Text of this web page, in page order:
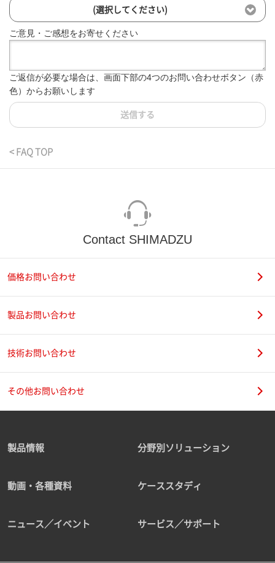
(選択してください)
ご意見・ご感想をお寄せください
ご返信が必要な場合は、画面下部の4つのお問い合わせボタン（赤
色）からお願いします
送信する
< FAQ TOP
Contact SHIMADZU
価格お問い合わせ
製品お問い合わせ
技術お問い合わせ
その他お問い合わせ
製品情報 分野別ソリューション
動画・各種資料 ケーススタディ
ニュース／イベント サービス／サポート